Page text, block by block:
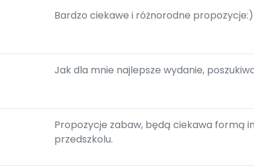
Bardzo ciekawe i różnorodne propozycje:)
Jak dla mnie najlepsze wydanie,
Propozycje zabaw, będą ciekawa formą
przedszkolu.